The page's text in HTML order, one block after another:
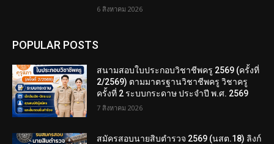
6 สิงหาคม 2026
POPULAR POSTS
สนามสอบใบประกอบวิชาชีพครู 2569 (ครั้งที่
2/2569) ตามมาตรฐานวิชาชีพครู วิชาครู
ครั้งที่ 2 ระบบกระดาษ ประจำปี พ.ศ. 2569
7 สิงหาคม 2026
สมัครสอบนายสิบตำรวจ 2569 (นสต.18) ลิงก์